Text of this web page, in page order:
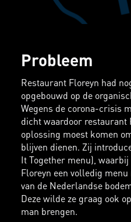
Probleem
Restaurant Floreyn had
opgebouwd op de
Wegens de corona-crisis
dicht waardoor restaurant
oplossing moest komen
blijven dienen. Zij
It Together menu),
Floreyn een volledig
van de Nederlandse
Deze wilde ze graag ook
man brengen.